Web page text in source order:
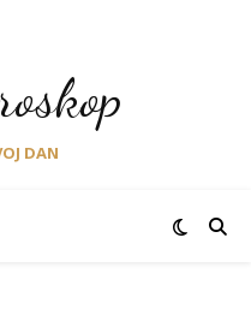
DAN